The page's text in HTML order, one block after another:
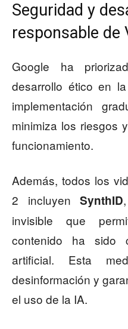
Seguridad y
responsable de
Google ha
desarrollo ético en
implementación
minimiza los riesgos
funcionamiento.
Además, todos los
2 incluyenSynthID
invisible que
contenido ha sido
artificial. Esta
desinformación y
el uso de la IA.